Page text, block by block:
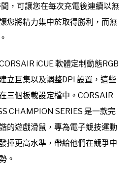
，可讓您在每次充電後連續以無
您將精力集中於取得勝利，而無
iCUE 軟體定制動態RGB
立巨集以及調整DPI 設置，這些
三個板載設定檔中。CORSAIR
CHAMPION SERIES 是一款完
的遊戲滑鼠，專為電子競技運動
揮更高水準，帶給他們在競爭中
。